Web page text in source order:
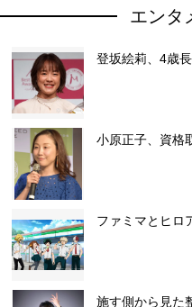
エンタ
登坂絵莉、4歳
小原正子、資格
ファミマとヒロ
施す側から見た